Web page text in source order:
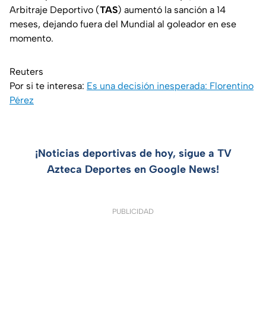
Arbitraje Deportivo (TAS) aumentó la sanción a 14
meses, dejando fuera del Mundial al goleador en ese
momento.
Reuters
Por si te interesa: Es una decisión inesperada: Florentino
Pérez
¡Noticias deportivas de hoy, sigue a TV
Azteca Deportes en Google News!
PUBLICIDAD